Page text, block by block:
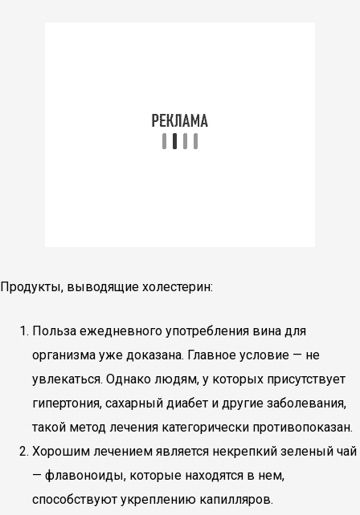
Продукты, выводящие холестерин:
Польза ежедневного употребления вина для
организма уже доказана. Главное условие — не
увлекаться. Однако людям, у которых присутствует
гипертония, сахарный диабет и другие заболевания,
такой метод лечения категорически противопоказан.
Хорошим лечением является некрепкий зеленый чай
— флавоноиды, которые находятся в нем,
способствуют укреплению капилляров.